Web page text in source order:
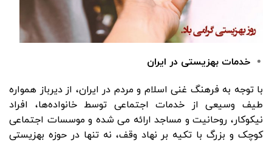
خدمات بهزیستى در ایران
با توجه به فرهنگ غنى اسلام و مردم در ایران، از دیرباز همواره
طیف وسیعى از خدمات اجتماعى توسط خانواده‌ها، افراد
نیکوکار، روحانیت و مساجد ارائه مى شده و موسسات اجتماعى
کوچک و بزرگ با تکیه بر نهاد وقف، نه تنها در حوزه بهزیستى